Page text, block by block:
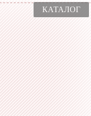
КАТАЛОГ